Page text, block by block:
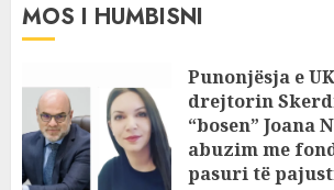
MOS I HUMBISNI
Punonjësja e
drejtorin
“bosen” Joana
abuzim me
pasuri të